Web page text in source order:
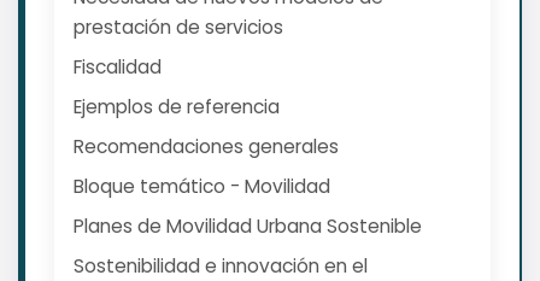
prestación de servicios
Fiscalidad
Ejemplos de referencia
Recomendaciones generales
Bloque temático - Movilidad
Planes de Movilidad Urbana Sostenible
Sostenibilidad e innovación en el